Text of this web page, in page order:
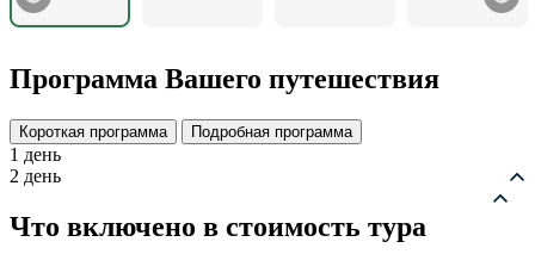
Программа Вашего путешествия
Короткая программа Подробная программа
1 день
2 день
Что включено в стоимость тура